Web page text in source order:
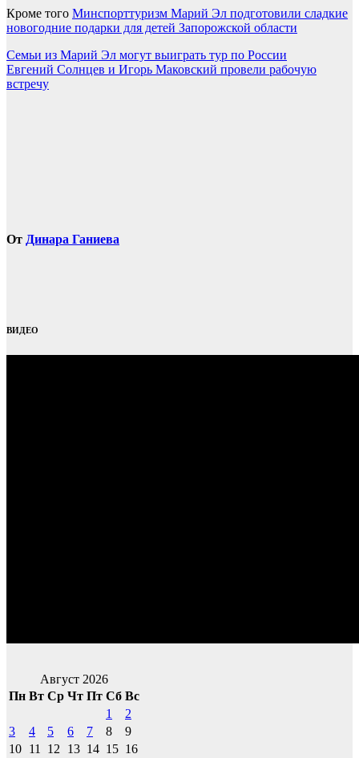
Кроме того Минспорттуризм Марий Эл подготовили сладкие
новогодние подарки для детей Запорожской области
Навигация
по
Семьи из Марий Эл могут выиграть тур по России
Евгений Солнцев и Игорь Маковский провели рабочую
встречу
От Динара Ганиева
ВИДЕО
Август 2026
Пн Вт Ср Чт Пт Сб Вс
1
2
3
4 5 6 7 8
9
10 11 12 13 14 15 16